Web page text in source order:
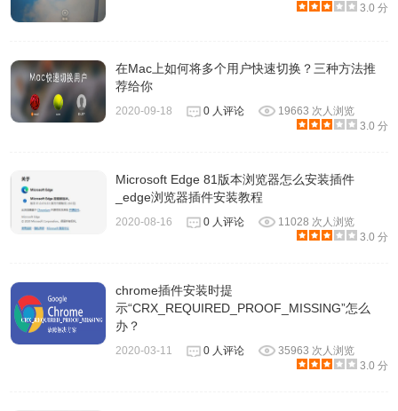
3.0 分
在Mac上如何将多个用户快速切换？三种方法推
荐给你
2020-09-18 0 人评论
19663 次人浏览
3.0 分
Microsoft Edge 81版本浏览器怎么安装插件
_edge浏览器插件安装教程
2020-08-16 0 人评论
11028 次人浏览
3.0 分
chrome插件安装时提
示“CRX_REQUIRED_PROOF_MISSING”怎么
办？
2020-03-11 0 人评论
35963 次人浏览
3.0 分